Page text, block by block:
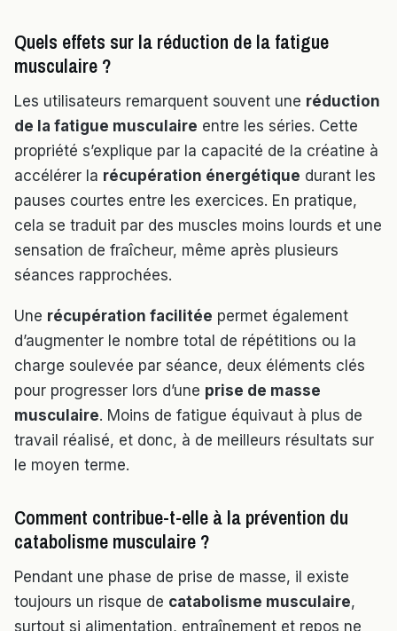
Quels effets sur la réduction de la fatigue
musculaire ?
Les utilisateurs remarquent souvent une réduction
de la fatigue musculaire entre les séries. Cette
propriété s’explique par la capacité de la créatine à
accélérer la récupération énergétique durant les
pauses courtes entre les exercices. En pratique,
cela se traduit par des muscles moins lourds et une
sensation de fraîcheur, même après plusieurs
séances rapprochées.
Une récupération facilitée permet également
d’augmenter le nombre total de répétitions ou la
charge soulevée par séance, deux éléments clés
pour progresser lors d’une prise de masse
musculaire. Moins de fatigue équivaut à plus de
travail réalisé, et donc, à de meilleurs résultats sur
le moyen terme.
Comment contribue-t-elle à la prévention du
catabolisme musculaire ?
Pendant une phase de prise de masse, il existe
toujours un risque de catabolisme musculaire,
surtout si alimentation, entraînement et repos ne